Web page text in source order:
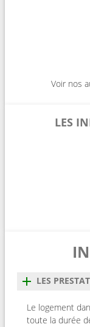
Voir nos
LES
LES
Le logement
toute la durée